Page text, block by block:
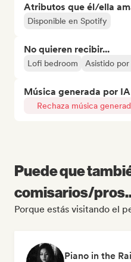
Atributos que él/ella
Disponible en Spotify
No quieren recibir...
Lofi bedroom Asistido por
Música generada por IA
Rechaza música
Puede que
comisarios/
Porque estás visitando el
Piano in the